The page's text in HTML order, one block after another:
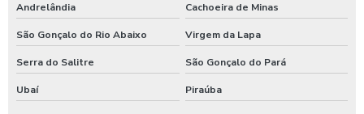
Andrelândia Cachoeira de Minas
São Gonçalo do Rio Abaixo Virgem da Lapa
Serra do Salitre São Gonçalo do Pará
Ubaí Piraúba